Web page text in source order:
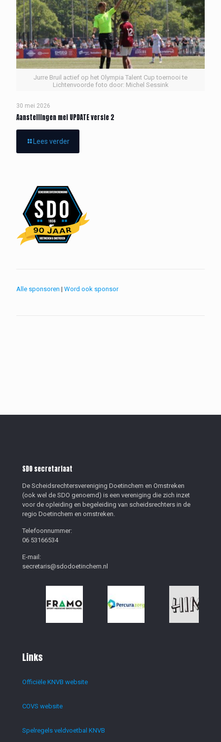
Jurre Bruil actief op het Olympia Talent Cup toernooi te
Lichtenvoorde foto door: Michel Sessink
30 mei 2026
Aanstellingen mei UPDATE versie 2
Lees verder
Alle sponsoren | Word ook sponsor
SDO secretariaat
De Scheidsrechtersvereniging Doetinchem en Omstreken
(ook wel de SDO genoemd) is een vereniging die zich inzet
voor de opleiding en begeleiding van scheidsrechters in de
regio Doetinchem en omstreken.
Telefoonnummer:
06 53166534
E-mail:
secretaris@sdodoetinchem.nl
Links
Officiële KNVB website
COVS website
Spelregels veldvoetbal KNVB